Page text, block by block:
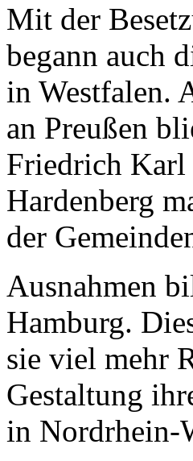
Mit der
begann auch
in Westfalen.
an Preußen
Friedrich Karl
Hardenberg
der
Ausnahmen
Hamburg.
sie viel mehr
Gestaltung
in Nordrhein-